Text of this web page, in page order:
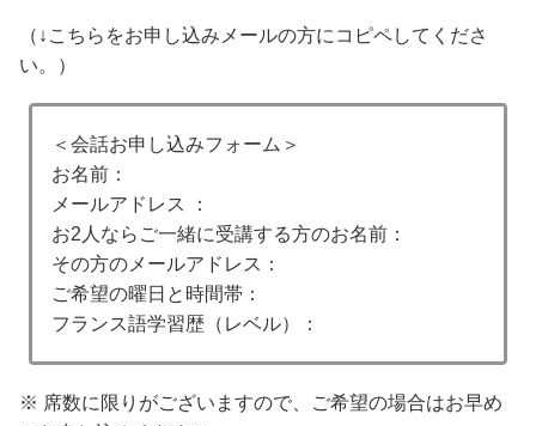
（↓こちらをお申し込みメールの方にコピペしてくださ
い。）
＜会話お申し込みフォーム＞
お名前：
メールアドレス ：
お2人ならご一緒に受講する方のお名前：
その方のメールアドレス：
ご希望の曜日と時間帯：
フランス語学習歴（レベル）：
※ 席数に限りがございますので、ご希望の場合はお早め